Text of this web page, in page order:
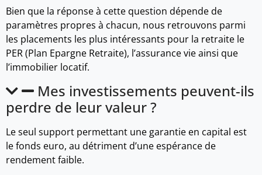
Bien que la réponse à cette question dépende de
paramètres propres à chacun, nous retrouvons parmi
les placements les plus intéressants pour la retraite le
PER (Plan Epargne Retraite), l’assurance vie ainsi que
l’immobilier locatif.
Mes investissements peuvent-ils
perdre de leur valeur ?
Le seul support permettant une garantie en capital est
le fonds euro, au détriment d’une espérance de
rendement faible.